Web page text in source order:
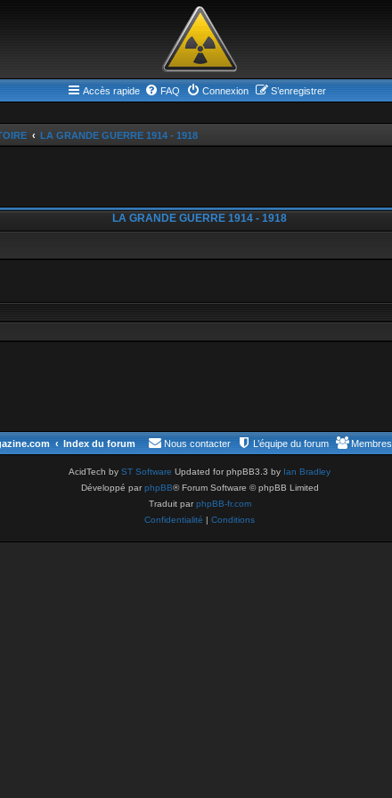
Accès rapide FAQ Connexion S’enregistrer
LA GRANDE GUERRE 1914 - 1918
LA GRANDE GUERRE 1914 - 1918
Index du forum Membres
L’équipe du forum
Nous contacter
AcidTech by ST Software Updated for phpBB3.3 by Ian Bradley
Développé parphpBB® Forum Software © phpBB Limited
Traduit parphpBB-fr.com
Confidentialité | Conditions